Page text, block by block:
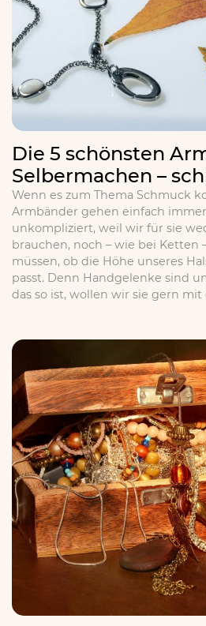
Die 5 schönsten
Selbermachen –
Wenn es zum Thema Schmuck
Armbänder gehen einfach
unkompliziert, weil wir für sie
brauchen, noch – wie bei Ketten
müssen, ob die Höhe unseres
passt. Denn Handgelenke sind
das so ist, wollen wir sie gern mit